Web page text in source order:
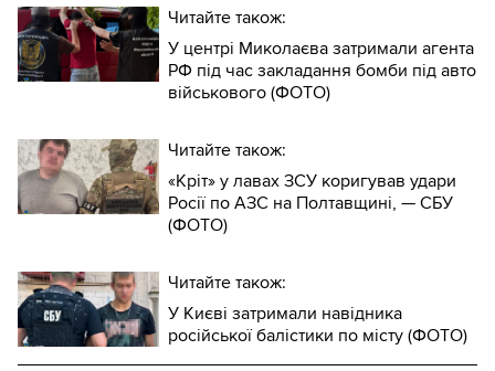
Читайте також:
У центрі Миколаєва затримали агента
РФ під час закладання бомби під авто
військового (ФОТО)
Читайте також:
«Кріт» у лавах ЗСУ коригував удари
Росії по АЗС на Полтавщині, — СБУ
(ФОТО)
Читайте також:
У Києві затримали навідника
російської балістики по місту (ФОТО)